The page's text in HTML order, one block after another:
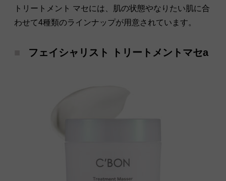
トリートメント マセには、肌の状態やなりたい肌に合
わせて4種類のラインナップが用意されています。
フェイシャリスト トリートメントマセa